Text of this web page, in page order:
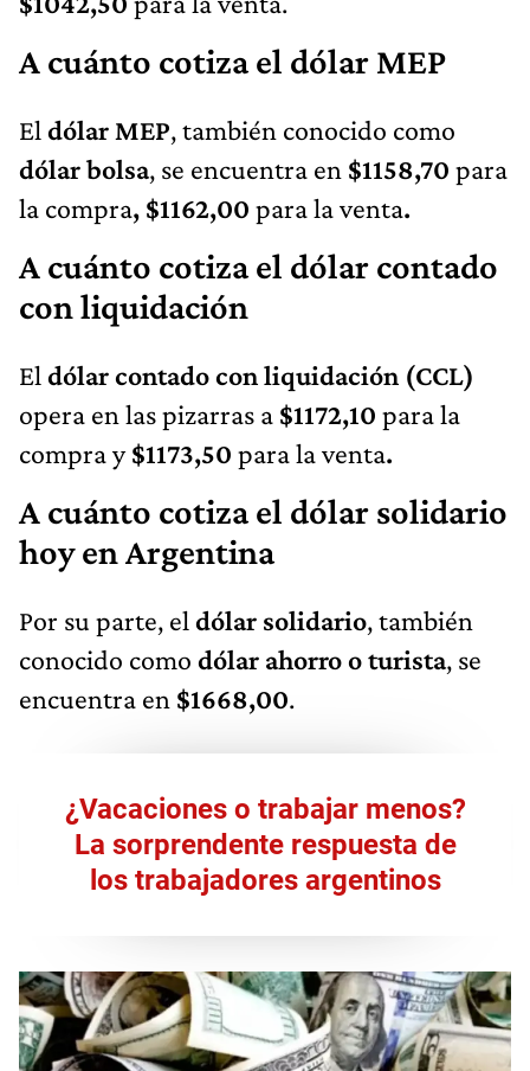
A cuánto cotiza el dólar MEP
El dólar MEP, también conocido como
dólar bolsa, se encuentra en $1158,70 para
la compra, $1162,00 para la venta.
A cuánto cotiza el dólar contado
con liquidación
El dólar contado con liquidación (CCL)
opera en las pizarras a $1172,10 para la
compra y$1173,50 para la venta.
A cuánto cotiza el dólar solidario
hoy en Argentina
Por su parte, el dólar solidario, también
conocido como dólar ahorro o turista, se
encuentra en $1668,00.
¿Vacaciones o trabajar menos?
La sorprendente respuesta de
los trabajadores argentinos